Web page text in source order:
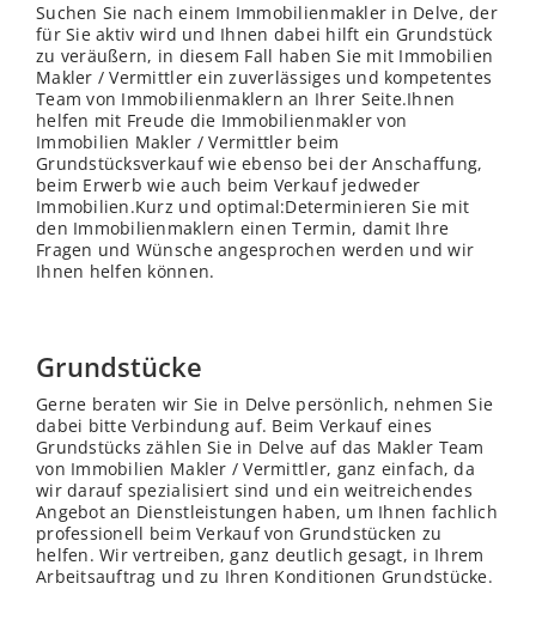
Suchen Sie nach einem Immobilienmakler in Delve, der
für Sie aktiv wird und Ihnen dabei hilft ein Grundstück
zu veräußern, in diesem Fall haben Sie mit Immobilien
Makler / Vermittler ein zuverlässiges und kompetentes
Team von Immobilienmaklern an Ihrer Seite.Ihnen
helfen mit Freude die Immobilienmakler von
Immobilien Makler / Vermittler beim
Grundstücksverkauf wie ebenso bei der Anschaffung,
beim Erwerb wie auch beim Verkauf jedweder
Immobilien.Kurz und optimal:Determinieren Sie mit
den Immobilienmaklern einen Termin, damit Ihre
Fragen und Wünsche angesprochen werden und wir
Ihnen helfen können.
Grundstücke
Gerne beraten wir Sie in Delve persönlich, nehmen Sie
dabei bitte Verbindung auf. Beim Verkauf eines
Grundstücks zählen Sie in Delve auf das Makler Team
von Immobilien Makler / Vermittler, ganz einfach, da
wir darauf spezialisiert sind und ein weitreichendes
Angebot an Dienstleistungen haben, um Ihnen fachlich
professionell beim Verkauf von Grundstücken zu
helfen. Wir vertreiben, ganz deutlich gesagt, in Ihrem
Arbeitsauftrag und zu Ihren Konditionen Grundstücke.